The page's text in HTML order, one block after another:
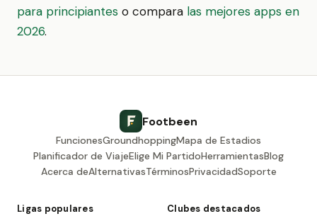
para principiantes o compara las mejores apps en
2026.
Footbeen
FuncionesGroundhoppingMapa de Estadios
Planificador de ViajeElige Mi PartidoHerramientasBlog
Acerca deAlternativasTérminosPrivacidadSoporte
Ligas populares
Clubes destacados